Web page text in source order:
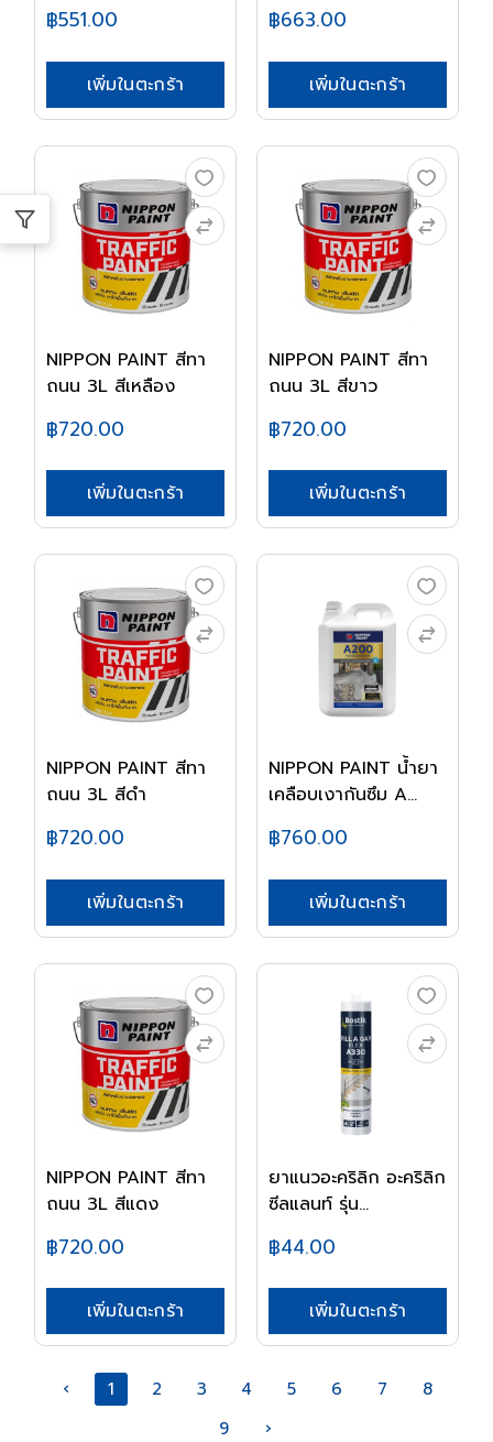
฿551.00
เพิ่มในตะกร้า
฿663.00
เพิ่มในตะกร้า
NIPPON PAINT สีทา
ถนน 3L สีเหลือง
฿720.00
เพิ่มในตะกร้า
NIPPON PAINT สีทา
ถนน 3L สีขาว
฿720.00
เพิ่มในตะกร้า
NIPPON PAINT สีทา
ถนน 3L สีดำ
฿720.00
เพิ่มในตะกร้า
NIPPON PAINT น้ำยา
เคลือบเงากันซึม A...
฿760.00
เพิ่มในตะกร้า
NIPPON PAINT สีทา
ถนน 3L สีแดง
฿720.00
เพิ่มในตะกร้า
ยาแนวอะคริลิก อะคริลิก
ซีลแลนท์ รุ่น...
฿44.00
เพิ่มในตะกร้า
‹ 1 2 3 4 5 6 7
8
9
›